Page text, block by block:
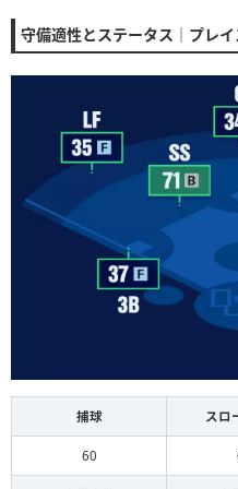
守備適性とステータス｜プレ
捕球 スロ
60